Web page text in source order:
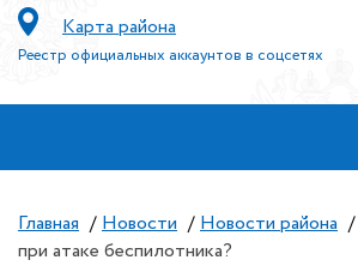
Карта района
Реестр официальных аккаунтов в соцсетях
Главная / Новости / Новости района /
при атаке беспилотника?